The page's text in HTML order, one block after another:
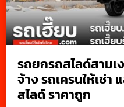
รถยกรถสไลด์สามเ
จ้าง รถเครนให้เช่า
สไลด์ ราคาถูก